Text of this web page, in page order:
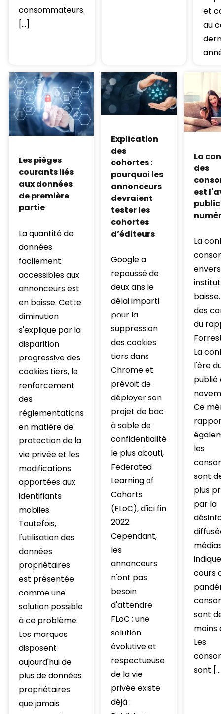
consommateurs.
[…]
et
au
Les pièges
courants liés
aux données
de première
partie
La quantité de
données
facilement
accessibles aux
annonceurs est
en baisse. Cette
diminution
s'explique par la
disparition
progressive des
cookies tiers, le
renforcement
des
réglementations
en matière de
protection de la
vie privée et les
modifications
apportées aux
identifiants
mobiles.
Toutefois,
l'utilisation des
données
propriétaires
est présentée
comme une
solution possible
à ce problème.
Les marques
disposent
aujourd'hui de
plus de données
propriétaires
que jamais
Explication
des
cohortes :
pourquoi les
annonceurs
devraient
tester les
cohortes
d’éditeurs
Google a
repoussé de
deux ans le
délai imparti
pour la
suppression
des cookies
tiers dans
Chrome et
prévoit de
déployer son
projet de bac
à sable de
confidentialité
le plus abouti,
Federated
Learning of
Cohorts
(FLoC), d'ici fin
2022.
Cependant,
les
annonceurs
n'ont pas
besoin
d'attendre
FLoC ; une
solution
évolutive et
respectueuse
de la vie
privée existe
déjà :
La
des
est
La
des
du
La
l'ère
publié
Ce
les
sont
plus
par la
cours
sont
moins
Les
sont